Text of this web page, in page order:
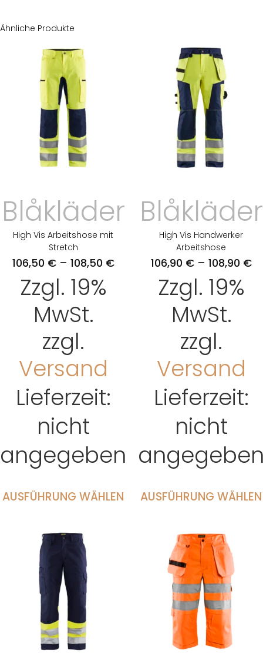
Ähnliche Produkte
Blåkläder
High Vis Arbeitshose mit
Stretch
106,50 € – 108,50 €
Zzgl. 19%
MwSt.
zzgl.
Versand
Lieferzeit:
nicht
angegeben
AUSFÜHRUNG WÄHLEN
Blåkläder
High Vis Handwerker
Arbeitshose
106,90 € – 108,90 €
Zzgl. 19%
MwSt.
zzgl.
Versand
Lieferzeit:
nicht
AUSFÜHRUNG WÄHLEN